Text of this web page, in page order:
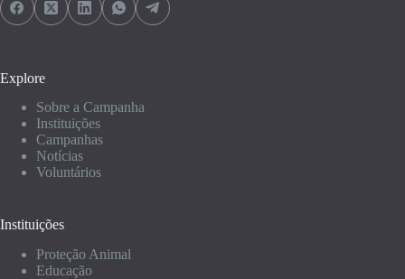
Explore
Sobre a Campanha
Instituições
Campanhas
Notícias
Voluntários
Instituições
Proteção Animal
Educação